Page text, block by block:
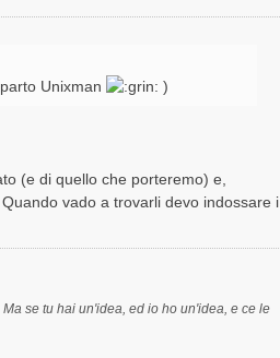
Unixman )
(e di quello che porteremo) e,
vado a trovarli devo indossare i
se tu hai un'idea, ed io ho un'idea, e ce le